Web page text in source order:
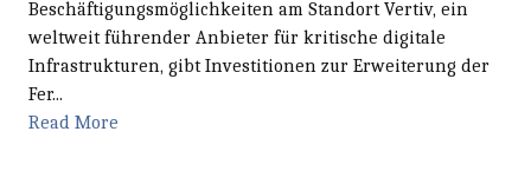
Beschäftigungsmöglichkeiten am Standort Vertiv, ein
weltweit führender Anbieter für kritische digitale
Infrastrukturen, gibt Investitionen zur Erweiterung der
Fer...
Read More